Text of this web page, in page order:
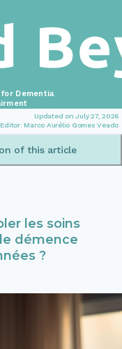
Updated on July 27, 2026
Editor: Marco Aurélio Gomes Veado
Dementia
of this article
les soins
démence
?